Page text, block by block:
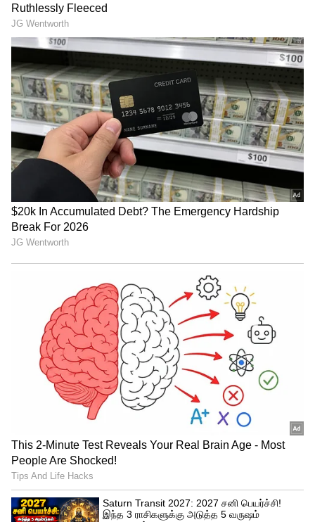
"அதேவேளையில், குற்றவாளிகளைப்
பிணையில் வெளிவிடாமல் வழக்கை
விரைந்து விசாரித்து உரிய தண்டனை
கிடைத்திட காவல்துறையினர் நடவடிக்கை
மேற்கொள்ள வேண்டுமென விடுதலைச்
சிறுத்தைகள் கட்சி வலியுறுத்துகிறது"
என்றும் திருமாவளவன் கூறியுள்ளார்.
இளைஞரைச் சுத்தியலால் அடித்துக்
கொன்ற சகோதர்! ரூ.1.9 கோடி
பணத்துக்காக சதித் திட்டம்!